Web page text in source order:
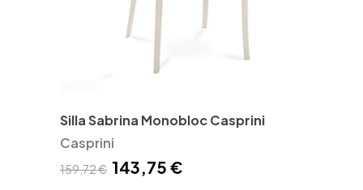
Silla Sabrina Monobloc Casprini
Casprini
159,72 € 143,75 €